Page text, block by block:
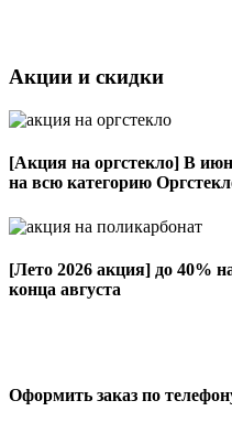
Акции и скидки
[Акция на оргстекло] В
на всю категорию
[Лето 2026 акция] до 40%
конца августа
Оформить заказ по